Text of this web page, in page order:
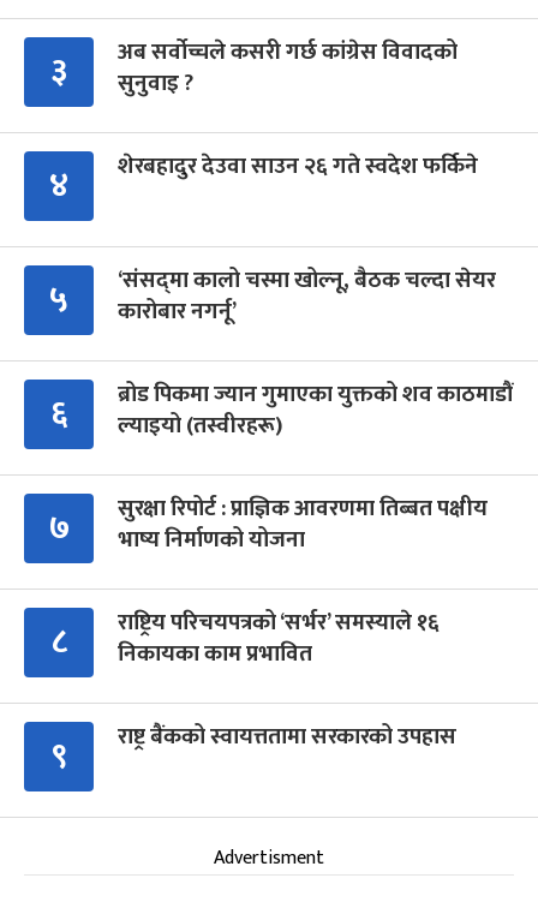
३
अब सर्वोच्चले कसरी गर्छ कांग्रेस विवादको
सुनुवाइ ?
४ शेरबहादुर देउवा साउन २६ गते स्वदेश फर्किने
५
‘संसद्‍मा कालो चस्मा खोल्नू, बैठक चल्दा सेयर
कारोबार नगर्नू’
६
ब्रोड पिकमा ज्यान गुमाएका युक्तको शव काठमाडौं
ल्याइयो (तस्वीरहरू)
७
सुरक्षा रिपोर्ट : प्राज्ञिक आवरणमा तिब्बत पक्षीय
भाष्य निर्माणको योजना
८
राष्ट्रिय परिचयपत्रको ‘सर्भर’ समस्याले १६
निकायका काम प्रभावित
९ राष्ट्र बैंकको स्वायत्ततामा सरकारको उपहास
Advertisment